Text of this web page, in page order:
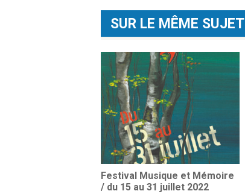
SUR LE MÊME SUJET
Festival Musique et Mémoire
/ du 15 au 31 juillet 2022